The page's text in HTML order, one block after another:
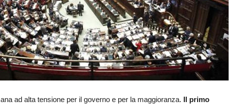
ad alta tensione per il governo e per la maggioranza. Il primo